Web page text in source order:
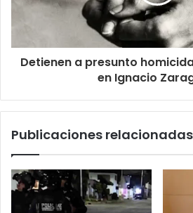
Detienen a presunto
en Ignacio
Publicaciones relacionadas